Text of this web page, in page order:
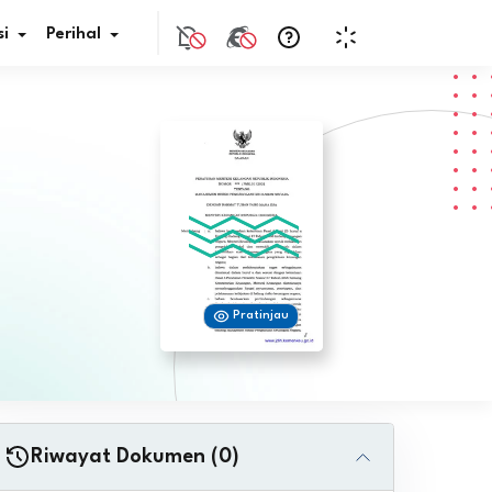
JDIH
Perihal
Pratinjau
Riwayat Dokumen (0)